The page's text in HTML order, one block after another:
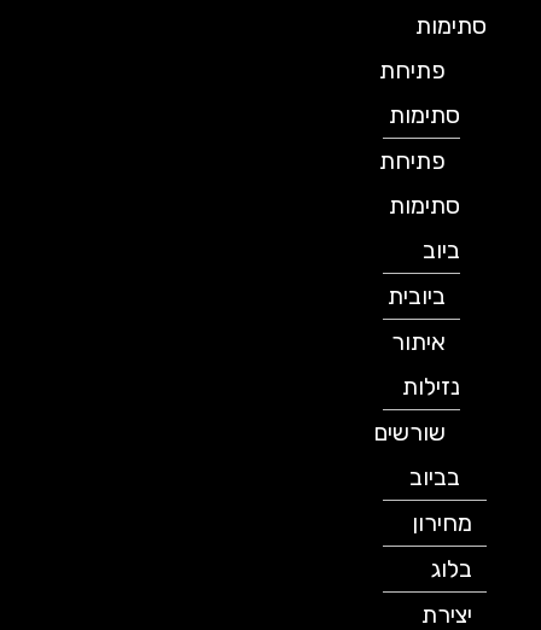
סתימות
פתיחת
סתימות
פתיחת
סתימות
ביובית
איתור
נזילות
שורשים
בביוב
מחירון
יצירת